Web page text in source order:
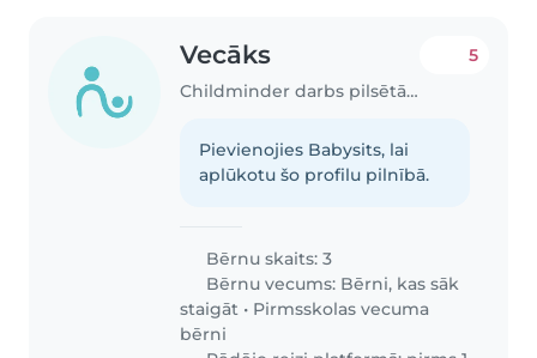
Vecāks
Childminder darbs pilsētā Rīga
5
Pievienojies Babysits, lai
aplūkotu šo profilu pilnībā.
Bērnu skaits: 3
Bērnu vecums: Bērni, kas sāk
staigāt • Pirmsskolas vecuma
bērni